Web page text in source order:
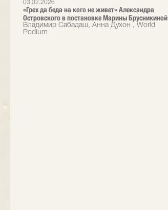
03.02.2026
«Грех да беда на кого не живет» Александра
Островского в постановке Марины Брусникиной
Владимир Сабадаш, Анна Духон , World
Podium